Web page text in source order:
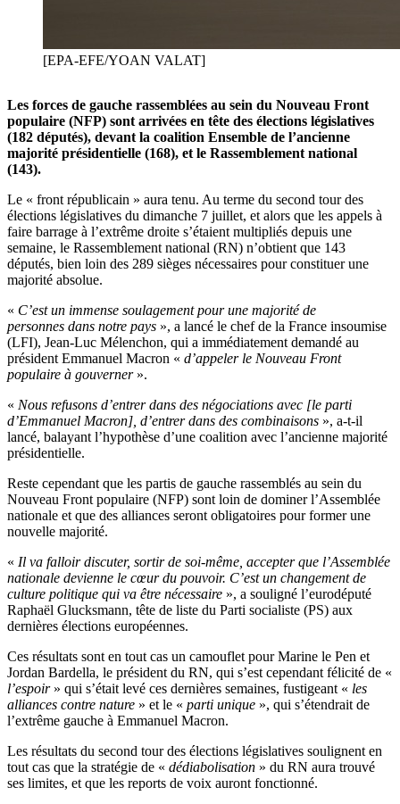
[EPA-EFE/YOAN VALAT]
Les forces de gauche rassemblées au sein du Nouveau Front
populaire (NFP) sont arrivées en tête des élections législatives
(182 députés), devant la coalition Ensemble de l’ancienne
majorité présidentielle (168), et le Rassemblement national
(143).
Le « front républicain » aura tenu. Au terme du second tour des
élections législatives du dimanche 7 juillet, et alors que les appels à
faire barrage à l’extrême droite s’étaient multipliés depuis une
semaine, le Rassemblement national (RN) n’obtient que 143
députés, bien loin des 289 sièges nécessaires pour constituer une
majorité absolue.
« C’est un immense soulagement pour une majorité de
personnes dans notre pays », a lancé le chef de la France insoumise
(LFI), Jean-Luc Mélenchon, qui a immédiatement demandé au
président Emmanuel Macron « d’appeler le Nouveau Front
populaire à gouverner».
« Nous refusons d’entrer dans des négociations avec [le parti
d’Emmanuel Macron], d’entrer dans des combinaisons », a-t-il
lancé, balayant l’hypothèse d’une coalition avec l’ancienne majorité
présidentielle.
Reste cependant que les partis de gauche rassemblés au sein du
Nouveau Front populaire (NFP) sont loin de dominer l’Assemblée
nationale et que des alliances seront obligatoires pour former une
nouvelle majorité.
« Il va falloir discuter, sortir de soi-même, accepter que l’Assemblée
nationale devienne le cœur du pouvoir. C’est un changement de
culture politique qui va être nécessaire », a souligné l’eurodéputé
Raphaël Glucksmann, tête de liste du Parti socialiste (PS) aux
dernières élections européennes.
Ces résultats sont en tout cas un camouflet pour Marine le Pen et
Jordan Bardella, le président du RN, qui s’est cependant félicité de «
l’espoir » qui s’était levé ces dernières semaines, fustigeant « les
alliances contre nature » et le « parti unique », qui s’étendrait de
l’extrême gauche à Emmanuel Macron.
Les résultats du second tour des élections législatives soulignent en
tout cas que la stratégie de « dédiabolisation » du RN aura trouvé
ses limites, et que les reports de voix auront fonctionné.